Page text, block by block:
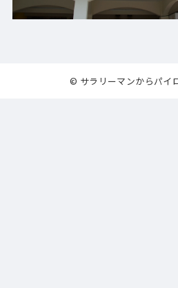
© サラリーマンからパイ